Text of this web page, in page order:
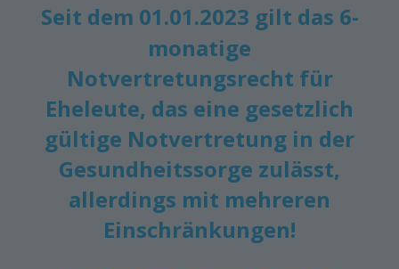
Seit dem 01.01.2023 gilt das 6-
monatige
Notvertretungsrecht für
Eheleute, das eine gesetzlich
gültige Notvertretung in der
Gesundheitssorge zulässt,
allerdings mit mehreren
Einschränkungen!